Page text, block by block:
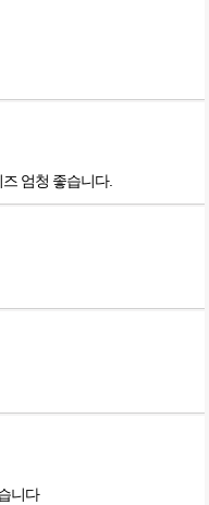
엄청 좋습니다.
니다